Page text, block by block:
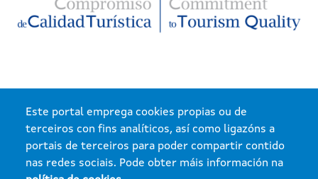
Este portal emprega cookies propias ou de
terceiros con fins analíticos, así como ligazóns a
portais de terceiros para poder compartir contido
nas redes sociais. Pode obter máis información na
Xunta de Galicia. Información mantida e publicada na internet pola Xunta de Galicia
Atención á cidadanía